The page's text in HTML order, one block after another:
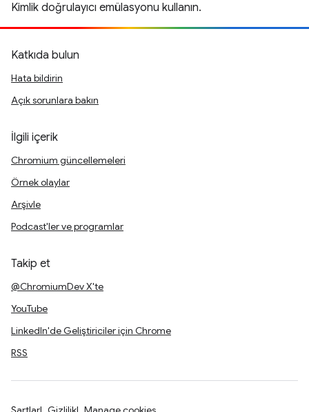
Kimlik doğrulayıcı emülasyonu kullanın.
Katkıda bulun
Hata bildirin
Açık sorunlara bakın
İlgili içerik
Chromium güncellemeleri
Örnek olaylar
Arşivle
Podcast'ler ve programlar
Takip et
@ChromiumDev X'te
YouTube
LinkedIn'de Geliştiriciler için Chrome
RSS